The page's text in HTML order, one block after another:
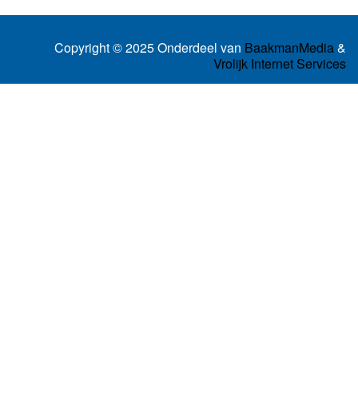
Copyright © 2025 Onderdeel van BaakmanMedia&
Vrolijk Internet Services